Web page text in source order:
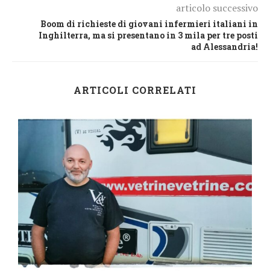
articolo successivo
Boom di richieste di giovani infermieri italiani in
Inghilterra, ma si presentano in 3 mila per tre posti
ad Alessandria!
ARTICOLI CORRELATI